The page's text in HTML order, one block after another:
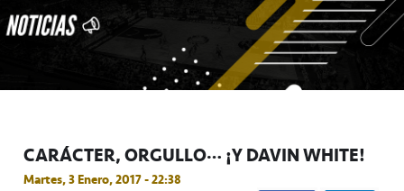
CARÁCTER, ORGULLO… ¡Y DAVIN WHITE!
Martes, 3 Enero, 2017 - 22:38